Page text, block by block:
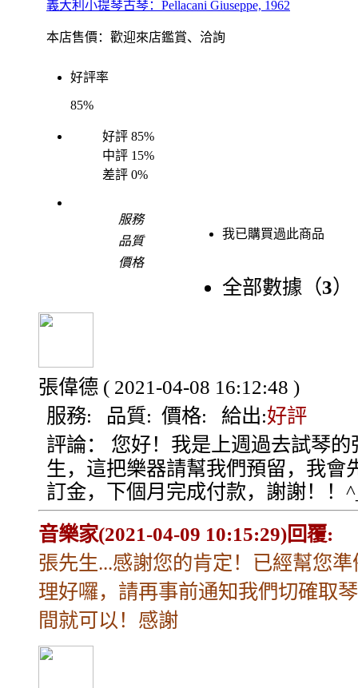
義大利小提琴古琴：Pellacani Giuseppe, 1962
本店售價： 歡迎來店鑑賞、洽詢
好評率
85%
好評 85%
中評 15%
差評 0%
服務
品質
價格
我已購買過此商品
全部數據（3）
張偉德 ( 2021-04-08 16:12:48 )
服務: 品質: 價格: 給出:好評
評論：
您好！我是上週過去試琴的
生，這把樂器請幫我們預留，我會
訂金，下個月完成付款，謝謝！！
音樂家(2021-04-09 10:15:29)回覆:
張先生...感謝您的肯定！已經幫您準
理好囉，請再事前通知我們切確取
間就可以！感謝